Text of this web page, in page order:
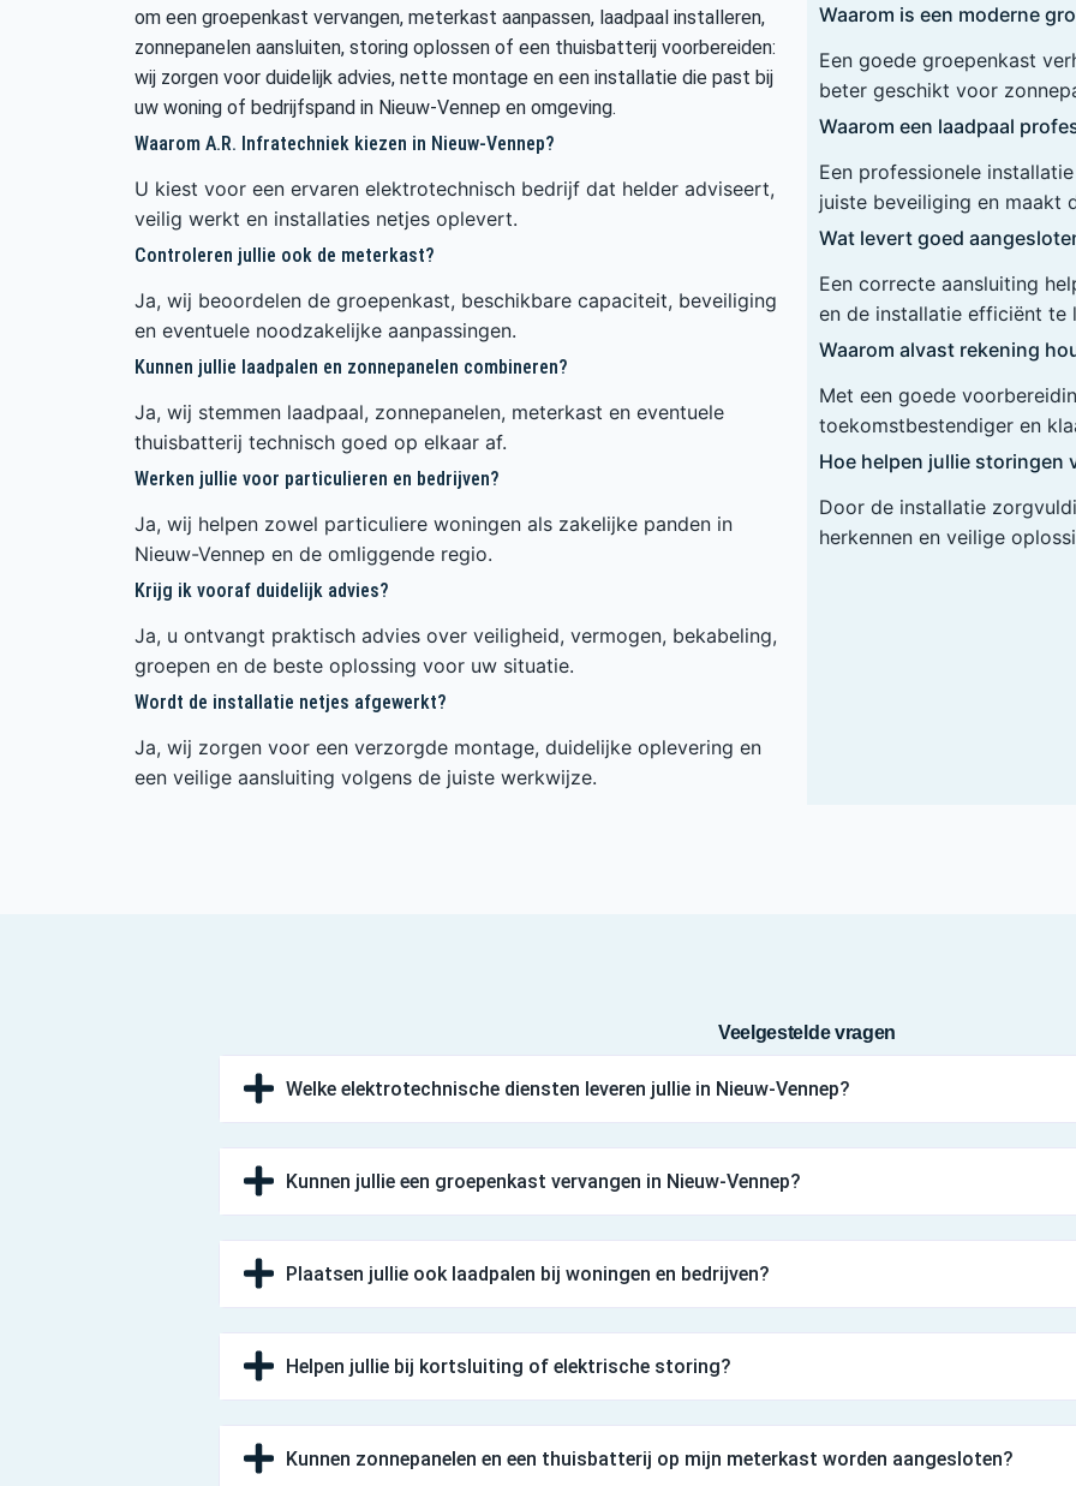
om een groepenkast vervangen, meterkast aanpassen, laadpaal installeren,
zonnepanelen aansluiten, storing oplossen of een thuisbatterij voorbereiden:
wij zorgen voor duidelijk advies, nette montage en een installatie die past bij
uw woning of bedrijfspand in Nieuw-Vennep en omgeving.
Waarom A.R. Infratechniek kiezen in Nieuw-Vennep?
U kiest voor een ervaren elektrotechnisch bedrijf dat helder adviseert,
veilig werkt en installaties netjes oplevert.
Controleren jullie ook de meterkast?
Ja, wij beoordelen de groepenkast, beschikbare capaciteit, beveiliging
en eventuele noodzakelijke aanpassingen.
Kunnen jullie laadpalen en zonnepanelen combineren?
Ja, wij stemmen laadpaal, zonnepanelen, meterkast en eventuele
thuisbatterij technisch goed op elkaar af.
Werken jullie voor particulieren en bedrijven?
Ja, wij helpen zowel particuliere woningen als zakelijke panden in
Nieuw-Vennep en de omliggende regio.
Krijg ik vooraf duidelijk advies?
Ja, u ontvangt praktisch advies over veiligheid, vermogen, bekabeling,
groepen en de beste oplossing voor uw situatie.
Wordt de installatie netjes afgewerkt?
Ja, wij zorgen voor een verzorgde montage, duidelijke oplevering en
een veilige aansluiting volgens de juiste werkwijze.
Waarom is een moderne
Een goede groepenkast
beter geschikt voor
Waarom een laadpaal
Een professionele
juiste beveiliging en maakt
Wat levert goed
Een correcte aansluiting
en de installatie efficiënt te
Waarom alvast rekening
Met een goede
toekomstbestendiger en
Hoe helpen jullie storingen
Door de installatie
herkennen en veilige
Veelgestelde vragen
Welke elektrotechnische diensten leveren jullie in Nieuw-Vennep?
Kunnen jullie een groepenkast vervangen in Nieuw-Vennep?
Plaatsen jullie ook laadpalen bij woningen en bedrijven?
Helpen jullie bij kortsluiting of elektrische storing?
Kunnen zonnepanelen en een thuisbatterij op mijn meterkast worden aangesloten?